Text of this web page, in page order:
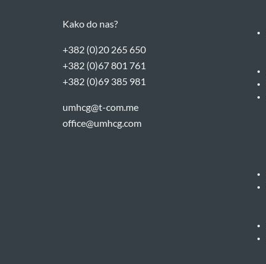
Kako do nas?
+382 (0)20 265 650
+382 (0)67 801 761
+382 (0)69 385 981
umhcg@t-com.me
office@umhcg.com